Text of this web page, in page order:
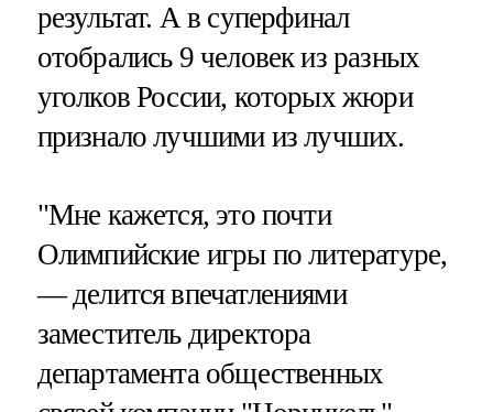
результат. А в суперфинал
отобрались 9 человек из разных
уголков России, которых жюри
признало лучшими из лучших.
"Мне кажется, это почти
Олимпийские игры по литературе,
— делится впечатлениями
заместитель директора
департамента общественных